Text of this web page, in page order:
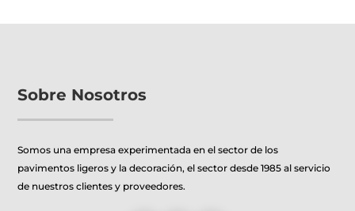
Sobre Nosotros
Somos una empresa experimentada en el sector de los
pavimentos ligeros y la decoración, el sector desde 1985 al servicio
de nuestros clientes y proveedores.